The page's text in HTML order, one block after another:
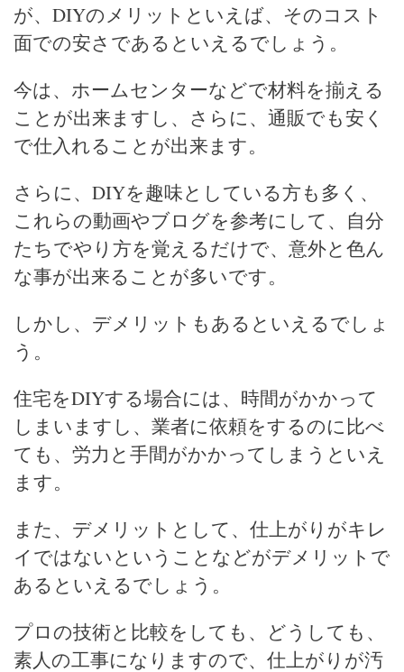
が、DIYのメリットといえば、そのコスト
面での安さであるといえるでしょう。
今は、ホームセンターなどで材料を揃える
ことが出来ますし、さらに、通販でも安く
で仕入れることが出来ます。
さらに、DIYを趣味としている方も多く、
これらの動画やブログを参考にして、自分
たちでやり方を覚えるだけで、意外と色ん
な事が出来ることが多いです。
しかし、デメリットもあるといえるでしょ
う。
住宅をDIYする場合には、時間がかかって
しまいますし、業者に依頼をするのに比べ
ても、労力と手間がかかってしまうといえ
ます。
また、デメリットとして、仕上がりがキレ
イではないということなどがデメリットで
あるといえるでしょう。
プロの技術と比較をしても、どうしても、
素人の工事になりますので、仕上がりが汚